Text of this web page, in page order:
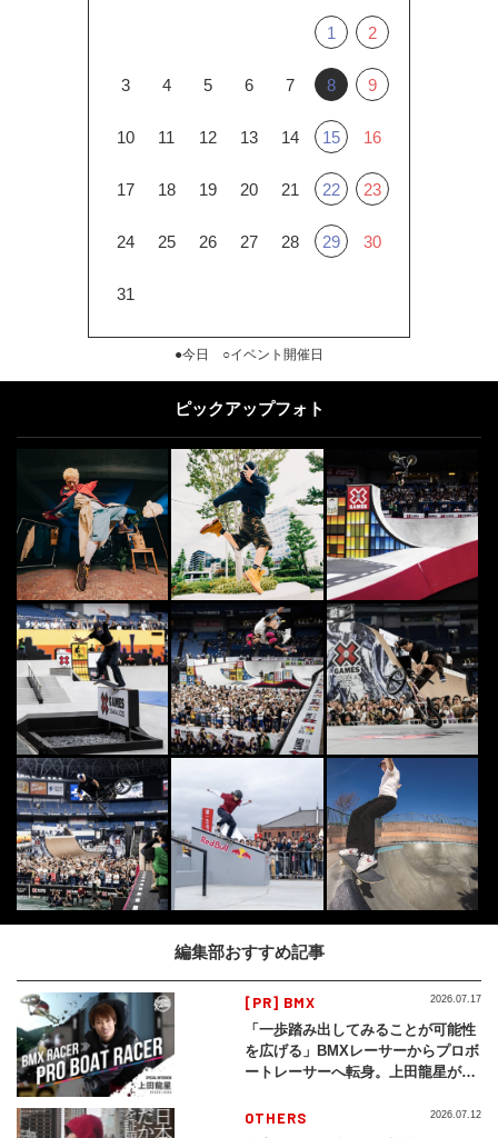
1 2
3 4 5 6 7 8 9
10 11 12 13 14 15 16
17 18 19 20 21 22 23
24 25 26 27 28 29 30
31
●今日 ○イベント開催日
ピックアップフォト
編集部おすすめ記事
[PR] BMX
「一歩踏み出してみることが可能性
を広げる」BMXレーサーからプロボ
ートレーサーへ転身。上田龍星が体
2026.07.17
OTHERS 2026.07.12